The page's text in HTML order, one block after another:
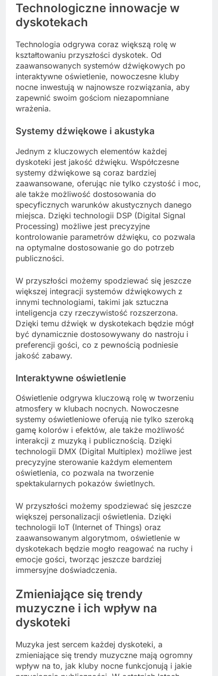
Technologiczne innowacje w
dyskotekach
Technologia odgrywa coraz większą rolę w
kształtowaniu przyszłości dyskotek. Od
zaawansowanych systemów dźwiękowych po
interaktywne oświetlenie, nowoczesne kluby
nocne inwestują w najnowsze rozwiązania, aby
zapewnić swoim gościom niezapomniane
wrażenia.
Systemy dźwiękowe i akustyka
Jednym z kluczowych elementów każdej
dyskoteki jest jakość dźwięku. Współczesne
systemy dźwiękowe są coraz bardziej
zaawansowane, oferując nie tylko czystość i moc,
ale także możliwość dostosowania do
specyficznych warunków akustycznych danego
miejsca. Dzięki technologii DSP (Digital Signal
Processing) możliwe jest precyzyjne
kontrolowanie parametrów dźwięku, co pozwala
na optymalne dostosowanie go do potrzeb
publiczności.
W przyszłości możemy spodziewać się jeszcze
większej integracji systemów dźwiękowych z
innymi technologiami, takimi jak sztuczna
inteligencja czy rzeczywistość rozszerzona.
Dzięki temu dźwięk w dyskotekach będzie mógł
być dynamicznie dostosowywany do nastroju i
preferencji gości, co z pewnością podniesie
jakość zabawy.
Interaktywne oświetlenie
Oświetlenie odgrywa kluczową rolę w tworzeniu
atmosfery w klubach nocnych. Nowoczesne
systemy oświetleniowe oferują nie tylko szeroką
gamę kolorów i efektów, ale także możliwość
interakcji z muzyką i publicznością. Dzięki
technologii DMX (Digital Multiplex) możliwe jest
precyzyjne sterowanie każdym elementem
oświetlenia, co pozwala na tworzenie
spektakularnych pokazów świetlnych.
W przyszłości możemy spodziewać się jeszcze
większej personalizacji oświetlenia. Dzięki
technologii IoT (Internet of Things) oraz
zaawansowanym algorytmom, oświetlenie w
dyskotekach będzie mogło reagować na ruchy i
emocje gości, tworząc jeszcze bardziej
immersyjne doświadczenia.
Zmieniające się trendy
muzyczne i ich wpływ na
dyskoteki
Muzyka jest sercem każdej dyskoteki, a
zmieniające się trendy muzyczne mają ogromny
wpływ na to, jak kluby nocne funkcjonują i jakie